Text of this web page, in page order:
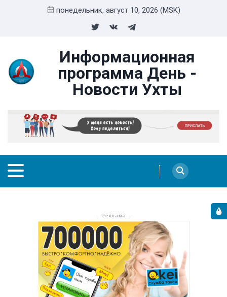
понедельник, август 10, 2026 (MSK)
Информационная
программа День -
Новости Ухты
- Реклама -